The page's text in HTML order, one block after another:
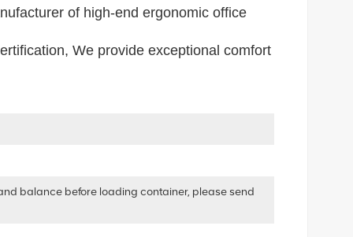
of high-end ergonomic office
We provide exceptional comfort
balance before loading container, please send